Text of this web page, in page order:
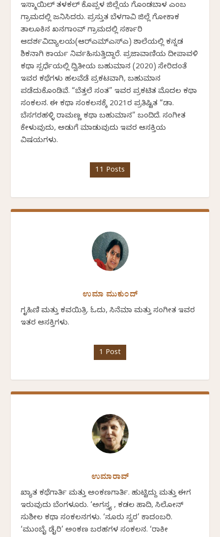
ಇಸ್ಮಾಯಿಲ್ ತಳಕಲ್ ಕೊಪ್ಪಳ ಜಿಲ್ಲೆಯ ಗೊಂಡಬಾಳ ಎಂಬ
ಗ್ರಾಮದಲ್ಲಿ ಜನಿಸಿದರು. ಪ್ರಸ್ತುತ ಬೆಳಗಾವಿ ಜಿಲ್ಲೆ ಗೋಕಾಕ
ತಾಲೂಕಿನ ಖನಗಾಂವ್ ಗ್ರಾಮದಲ್ಲಿ ಸರ್ಕಾರಿ
ಆದರ್ಶವಿದ್ಯಾಲಯ(ಆರ್‍ಎಮ್‍ಎಸ್‍ಎ) ಶಾಲೆಯಲ್ಲಿ ಕನ್ನಡ
ಶಿಕ್ಷಕನಾಗಿ ಕಾರ್ಯ ನಿರ್ವಹಿಸುತ್ತಿದ್ದಾರೆ. ಪ್ರಜಾವಾಣಿಯ ದೀಪಾವಳಿ
ಕಥಾ ಸ್ಪರ್ಧೆಯಲ್ಲಿ ದ್ವಿತೀಯ ಬಹುಮಾನ (2020) ಸೇರಿದಂತೆ
ಇವರ ಕಥೆಗಳು ಹಲವೆಡೆ ಪ್ರಕಟವಾಗಿ, ಬಹುಮಾನ
ಪಡೆದುಕೊಂಡಿವೆ. “ಬೆತ್ತಲೆ ಸಂತ” ಇವರ ಪ್ರಕಟಿತ ಮೊದಲ ಕಥಾ
ಸಂಕಲನ. ಈ ಕಥಾ ಸಂಕಲನಕ್ಕೆ 2021ರ ಪ್ರತಿಷ್ಟಿತ “ಡಾ.
ಬೆಸಗರಹಳ್ಳಿ ರಾಮಣ್ಣ ಕಥಾ ಬಹುಮಾನ” ಬಂದಿದೆ. ಸಂಗೀತ
ಕೇಳುವುದು, ಅಡುಗೆ ಮಾಡುವುದು ಇವರ ಆಸಕ್ತಿಯ
ವಿಷಯಗಳು.
11 Posts
ಉಮಾ ಮುಕುಂದ್
ಗೃಹಿಣಿ ಮತ್ತು ಕವಯಿತ್ರಿ. ಓದು, ಸಿನೆಮಾ ಮತ್ತು ಸಂಗೀತ ಇವರ
ಇತರ ಆಸಕ್ತಿಗಳು.
1 Post
ಉಮಾರಾವ್
ಖ್ಯಾತ ಕಥೆಗಾರ್ತಿ ಮತ್ತು ಅಂಕಣಗಾರ್ತಿ. ಹುಟ್ಟಿದ್ದು ಮತ್ತು ಈಗ
ಇರುವುದು ಬೆಂಗಳೂರು. ‘ಅಗಸ್ತ್ಯ , ಕಡಲ ಹಾದಿ, ಸಿಲೋನ್
ಸುಶೀಲ ಕಥಾ ಸಂಕಲನಗಳು. ‘ನೂರು ಸ್ವರ’ ಕಾದಂಬರಿ.
‘ಮುಂಬೈ ಡೈರಿ’ ಅಂಕಣ ಬರಹಗಳ ಸಂಕಲನ. ‘ರಾಕೀ